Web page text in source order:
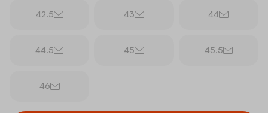
42.5 43 44
44.5 45 45.5
46